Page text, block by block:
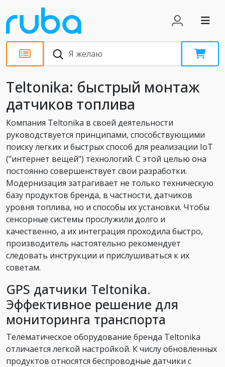
Статьи
Teltonika: быстрый монтаж
датчиков топлива
Компания Teltonika в своей деятельности
руководствуется принципами, способствующими
поиску легких и быстрых способ для реализации IoT
("интернет вещей") технологий. С этой целью она
постоянно совершенствует свои разработки.
Модернизация затрагивает не только техническую
базу продуктов бренда, в частности, датчиков
уровня топлива, но и способы их установки. Чтобы
сенсорные системы прослужили долго и
качественно, а их интеграция проходила быстро,
производитель настоятельно рекомендует
следовать инструкции и прислушиваться к их
советам.
GPS датчики Teltonika.
Эффективное решение для
мониторинга транспорта
Телематическое оборудование бренда Teltonika
отличается легкой настройкой. К числу обновленных
продуктов относятся беспроводные датчики с